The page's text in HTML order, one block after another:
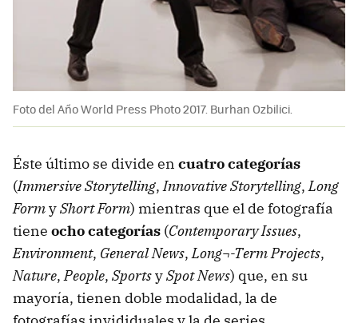
Foto del Año World Press Photo 2017. Burhan Ozbilici.
Éste último se divide en cuatro categorías
(Immersive Storytelling,Innovative Storytelling,Long
FormyShort Form) mientras que el de fotografía
tiene ocho categorías (Contemporary Issues,
Environment, General News,Long¬-Term Projects,
Nature,People, SportsySpot News) que, en su
mayoría, tienen doble modalidad, la de